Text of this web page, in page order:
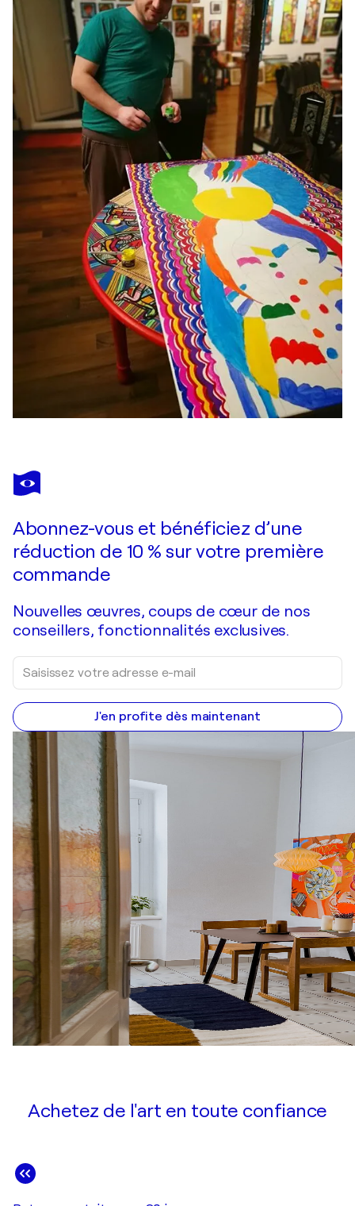
Abonnez-vous et bénéficiez d’une
réduction de 10 % sur votre première
commande
Nouvelles œuvres, coups de cœur de nos
conseillers, fonctionnalités exclusives.
J'en profite dès maintenant
Achetez de l'art en toute confiance